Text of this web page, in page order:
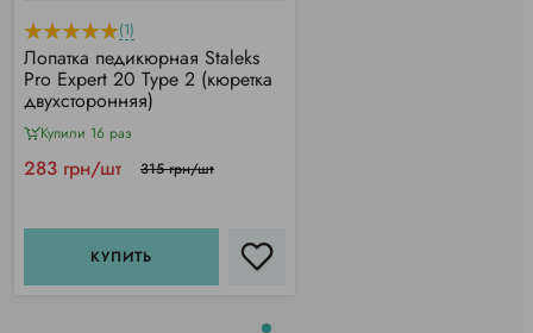
(1)
Лопатка педикюрная Staleks
Pro Expert 20 Type 2 (кюретка
двухсторонняя)
Купили 16 раз
283 грн/шт 315 грн/шт
КУПИТЬ